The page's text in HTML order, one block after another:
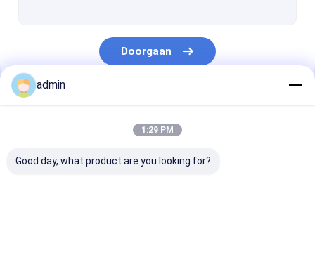
Kunstmatige Grasproductielijn
cirkelweefgetouwvervangstukken
Geteerd zeildoek die Machine maken
Doorgaan
Onze Categorieën
admin
1:29 PM
Good day, what product are you looking for?